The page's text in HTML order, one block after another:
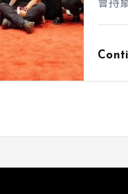
會持